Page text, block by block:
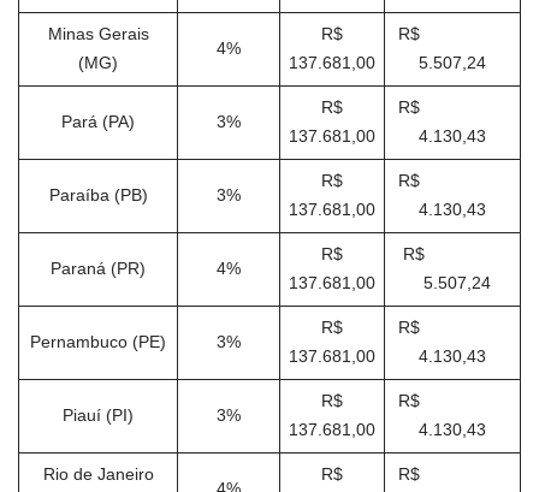
Minas Gerais
(MG)
4%
R$
137.681,00
R$
5.507,24
Pará (PA) 3%
R$
137.681,00
R$
4.130,43
Paraíba (PB) 3%
R$
137.681,00
R$
4.130,43
Paraná (PR) 4%
R$
137.681,00
R$
5.507,24
Pernambuco (PE) 3%
R$
137.681,00
R$
4.130,43
Piauí (PI) 3%
R$
137.681,00
R$
4.130,43
Rio de Janeiro
R$ R$